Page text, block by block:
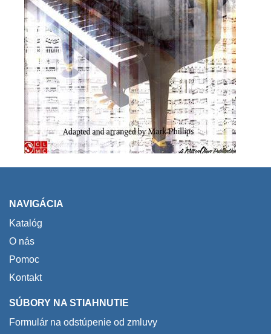
NAVIGÁCIA
Katalóg
O nás
Pomoc
Kontakt
SÚBORY NA STIAHNUTIE
Formulár na odstúpenie od zmluvy